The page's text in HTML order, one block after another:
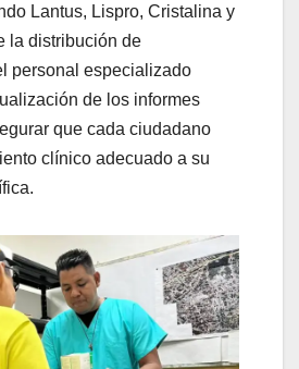
Lantus, Lispro, Cristalina y
la distribución de
personal especializado
de los informes
que cada ciudadano
clínico adecuado a su